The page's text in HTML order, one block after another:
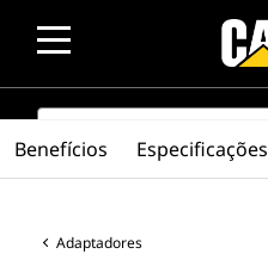
SEARCH
Adaptadores
Benefícios Especificações